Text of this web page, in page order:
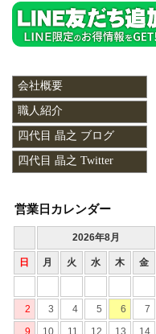
会社概要
職人紹介
四代目 晶之 ブログ
四代目 晶之 Twitter
営業日カレンダー